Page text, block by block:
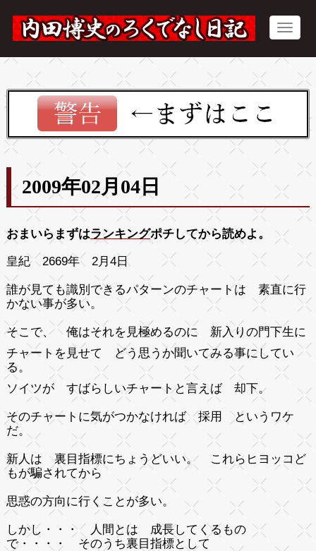
2009年02月04日
おまいらまずはランキングポチしてから読めよ。
皇紀 2669年 2月4日
誰が見ても識別できるパターンのチャートは 素直に行
かない事が多い。
そこで、 俺はそれを見極めるのに 新入りの門下生に
チャートを見せて どう思うか聞いてみる事にしてい
る。
ソイツが すばらしいチャートと言えば 却下。
そのチャートに気がつかなければ 採用 というワケ
だ。
新人は 裏目指標にちょうどいい。 これらヒヨッコど
もが騙されてから
思惑の方向に行くことが多い。
しかし・・・ 人間とは 成長してくるもの
で・・・・ そのうち裏目指標として